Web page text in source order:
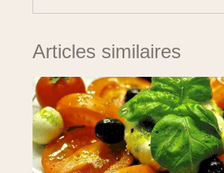
Articles similaires